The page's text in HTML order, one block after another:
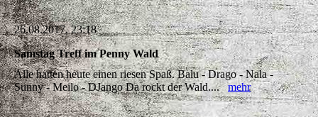
26.08.2017, 23:18
Samstag Treff im Penny Wald
Alle hatten heute einen riesen Spaß. Balu - Drago - Nala -
Sunny - Meilo - DJango Da rockt der Wald....mehr